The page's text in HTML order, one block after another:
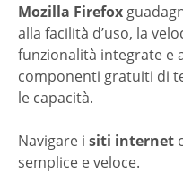
Mozilla Firefox
alla facilità d’uso, la
funzionalità integrate e
componenti gratuiti di
le capacità.
Navigare i siti internet
semplice e veloce.